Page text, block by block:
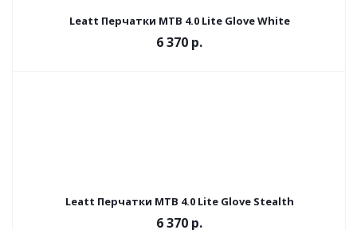
Leatt Перчатки MTB 4.0 Lite Glove White
6 370 р.
Leatt Перчатки MTB 4.0 Lite Glove Stealth
6 370 р.